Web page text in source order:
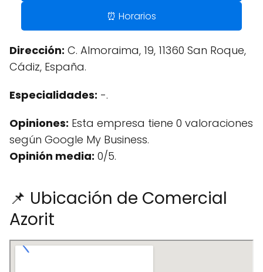
⏰ Horarios
Dirección: C. Almoraima, 19, 11360 San Roque,
Cádiz, España.
Especialidades: -.
Opiniones: Esta empresa tiene 0 valoraciones
según Google My Business.
Opinión media: 0/5.
📌 Ubicación de Comercial
Azorit